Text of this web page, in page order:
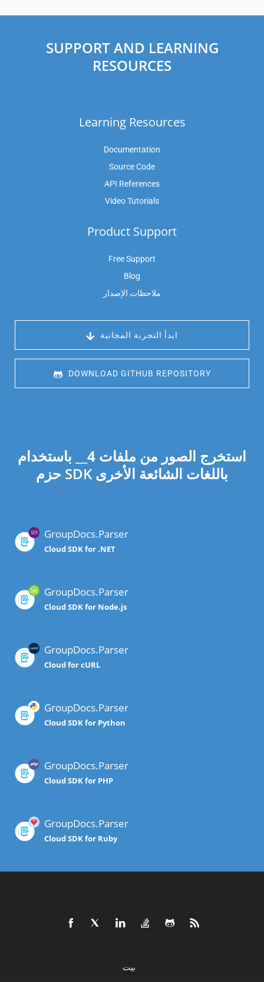
SUPPORT AND LEARNING
RESOURCES
Learning Resources
Documentation
Source Code
API References
Video Tutorials
Product Support
Free Support
Blog
ملاحظات الإصدار
ابدأ التجربة المجانية
DOWNLOAD GITHUB REPOSITORY
استخرج الصور من ملفات 4 __ باستخدام
حزم SDK باللغات الشائعة الأخرى
GroupDocs.Parser
Cloud SDK for .NET
GroupDocs.Parser
Cloud SDK for Node.js
GroupDocs.Parser
Cloud for cURL
GroupDocs.Parser
Cloud SDK for Python
GroupDocs.Parser
Cloud SDK for PHP
GroupDocs.Parser
Cloud SDK for Ruby
بيت